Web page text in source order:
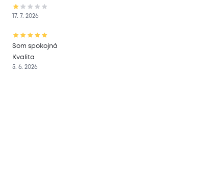
17. 7. 2026
Som spokojná
Kvalita
5. 6. 2026